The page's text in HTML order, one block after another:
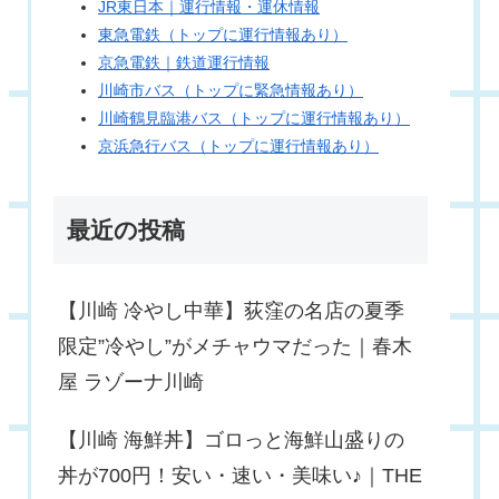
JR東日本｜運行情報・運休情報
東急電鉄（トップに運行情報あり）
京急電鉄｜鉄道運行情報
川崎市バス（トップに緊急情報あり）
川崎鶴見臨港バス（トップに運行情報あり）
京浜急行バス（トップに運行情報あり）
最近の投稿
【川崎 冷やし中華】荻窪の名店の夏季
限定”冷やし”がメチャウマだった｜春木
屋 ラゾーナ川崎
【川崎 海鮮丼】ゴロっと海鮮山盛りの
丼が700円！安い・速い・美味い♪｜THE